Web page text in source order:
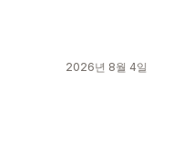
2026년 8월 4일